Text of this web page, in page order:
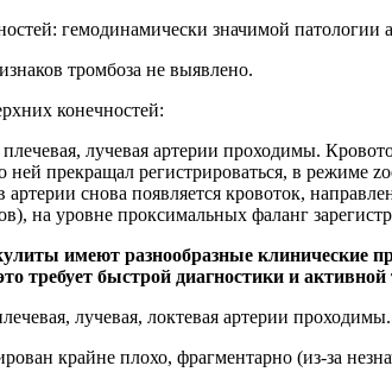
гемодинамически значимой патологии
тромбоза не выявлено.
конечностей:
лучевая артерии проходимы.
ней прекращал регистрироваться, в режиме
артерии снова появляется кровоток,
на уровне проксимальных фаланг
имеют разнообразные клинические
требует быстрой диагностики и активной
лучевая, локтевая артерии
крайне плохо, фрагментарно (из‑за